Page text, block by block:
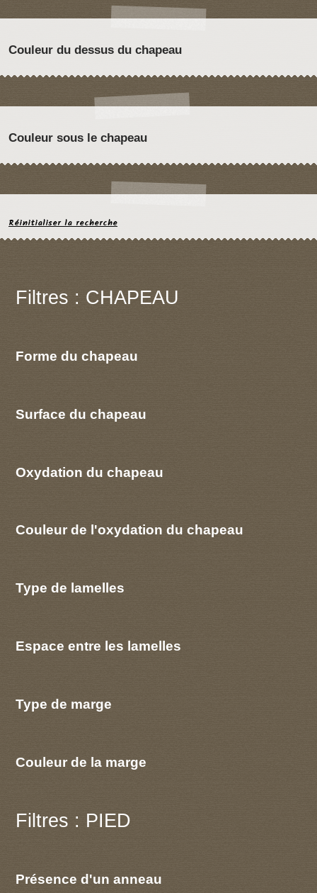
Couleur du dessus du chapeau
Couleur sous le chapeau
Réinitialiser la recherche
Filtres : CHAPEAU
Forme du chapeau
Surface du chapeau
Oxydation du chapeau
Couleur de l'oxydation du chapeau
Type de lamelles
Espace entre les lamelles
Type de marge
Couleur de la marge
Filtres : PIED
Présence d'un anneau